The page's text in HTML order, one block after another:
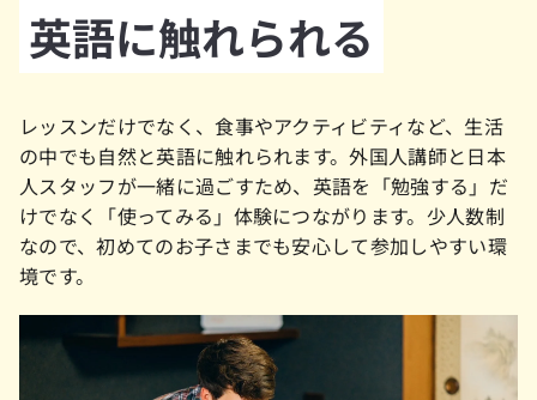
英語に触れられる
レッスンだけでなく、食事やアクティビティなど、生活
の中でも自然と英語に触れられます。外国人講師と日本
人スタッフが一緒に過ごすため、英語を「勉強する」だ
けでなく「使ってみる」体験につながります。少人数制
なので、初めてのお子さまでも安心して参加しやすい環
境です。